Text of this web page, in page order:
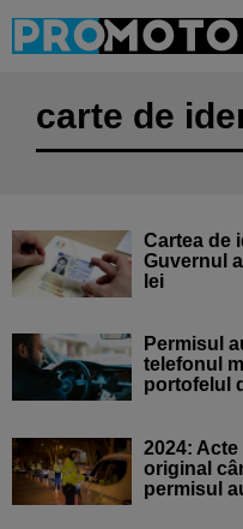
carte de
Cartea de
Guvernul
lei
Permisul
telefonul
portofelul
2024:
original
permisul